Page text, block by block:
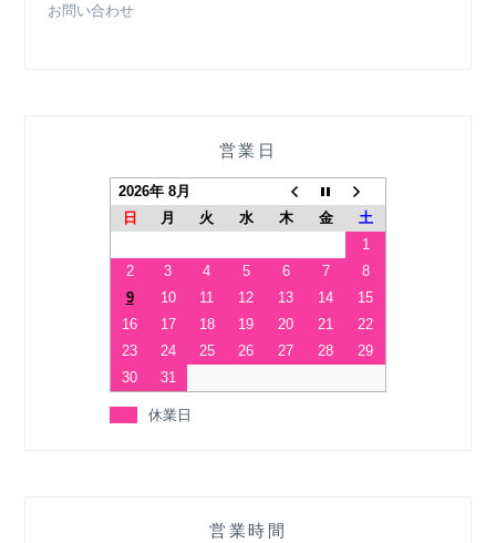
お問い合わせ
営業日
2026年 8月
日
月 火 水 木 金
土
1
2
3 4 5 6 7
8
9
10 11 12 13 14
15
16
17 18 19 20 21
22
23
24 25 26 27 28
29
30
31
休業日
営業時間